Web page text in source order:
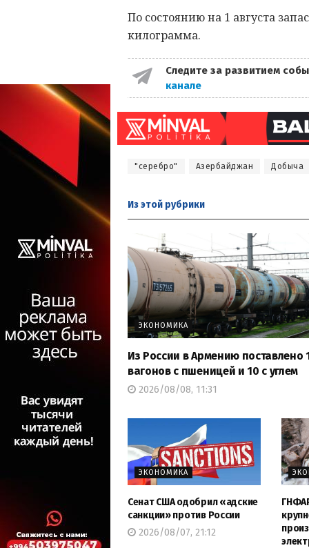
По состоянию на 1 августа
килограмма.
Следите за развитием
канале
"серебро" Азербайджан Добыча
Из этой рубрики
ЭКОНОМИКА
Из России в Армению поставлено
вагонов с пшеницей и 10 с углем
2026/08/08, 11:31
ЭКОНОМИКА
Сенат США одобрил «адские
санкции» против России
2026/08/07, 21:12